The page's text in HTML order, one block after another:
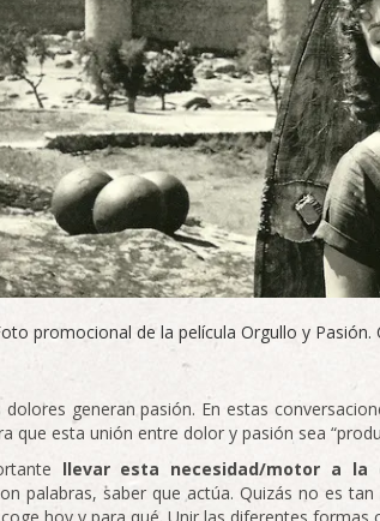
promocional de la película Orgullo y Pasión.
generan pasión. En estas
que esta unión entre dolor y pasión sea
llevar esta necesidad/motor a la
palabras, saber que actúa. Quizás no es